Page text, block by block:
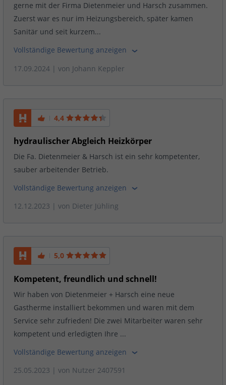
gerne mit der Firma Dietenmeier und Harsch zusammen.
Zuerst war es nur im Heizungsbereich, später kamen
Sanitär und seit kurzem...
Vollständige Bewertung anzeigen
17.09.2024 | von Johann Keppler
4,4
hydraulischer Abgleich Heizkörper
Die Fa. Dietenmeier & Harsch ist ein sehr kompetenter,
sauber arbeitender Betrieb.
Vollständige Bewertung anzeigen
12.12.2023 | von Dieter Jühling
5,0
Kompetent, freundlich und schnell!
Wir haben von Dietenmeier + Harsch eine neue
Gastherme installiert bekommen und waren mit dem
Service sehr zufrieden! Die zwei Mitarbeiter waren sehr
kompetent und erledigten Ihre ...
Vollständige Bewertung anzeigen
25.05.2023 | von Nutzer 2407591